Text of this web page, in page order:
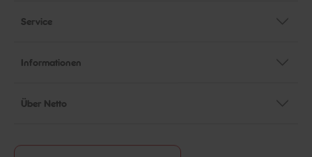
Service
Informationen
Über Netto